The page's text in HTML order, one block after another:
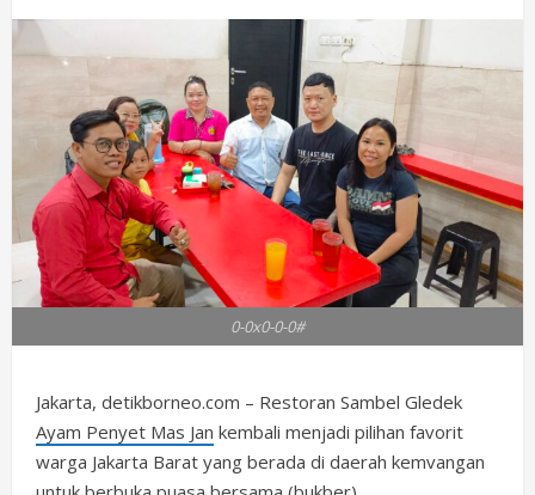
0-0x0-0-0#
Jakarta, detikborneo.com – Restoran Sambel Gledek
Ayam Penyet Mas Jan kembali menjadi pilihan favorit
warga Jakarta Barat yang berada di daerah kemvangan